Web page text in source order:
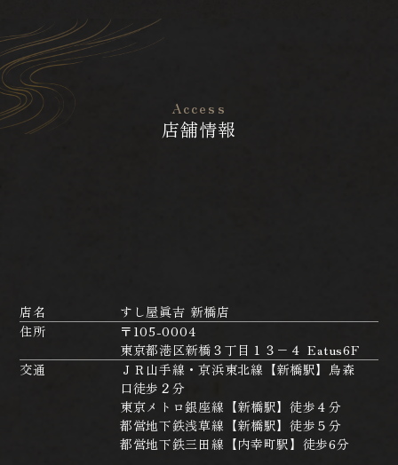
Access
店舗情報
店名
すし屋眞吉 新橋店
住所
〒105-0004
東京都港区新橋３丁目１３−４ Eatus6F
交通
ＪＲ山手線・京浜東北線【新橋駅】烏森
口徒歩２分
東京メトロ銀座線【新橋駅】徒歩４分
都営地下鉄浅草線【新橋駅】徒歩５分
都営地下鉄三田線【内幸町駅】徒歩6分